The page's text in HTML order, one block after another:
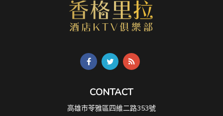
CONTACT
高雄市苓雅區四維二路353號